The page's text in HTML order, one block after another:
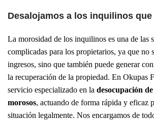
Desalojamos a los inquilinos que
La morosidad de los inquilinos es una de las
complicadas para los propietarios, ya que no
ingresos, sino que también puede generar
la recuperación de la propiedad. En Okupas
servicio especializado en la desocupación
morosos, actuando de forma rápida y eficaz
situación legalmente. Nos encargamos de